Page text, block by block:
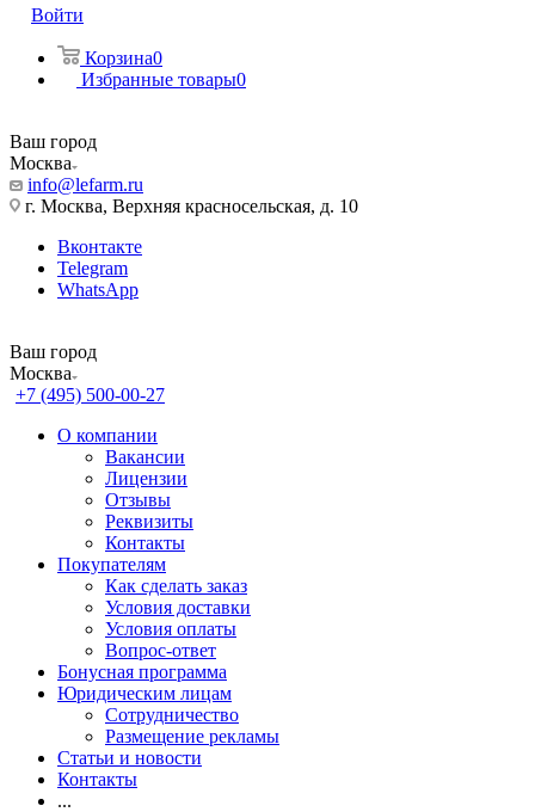
Войти
Корзина0
Избранные товары0
Ваш город
Москва
info@lefarm.ru
г. Москва, Верхняя красносельская, д. 10
Вконтакте
Telegram
WhatsApp
Ваш город
Москва
+7 (495) 500-00-27
О компании
Вакансии
Лицензии
Отзывы
Реквизиты
Контакты
Покупателям
Как сделать заказ
Условия доставки
Условия оплаты
Вопрос-ответ
Бонусная программа
Юридическим лицам
Сотрудничество
Размещение рекламы
Статьи и новости
Контакты
...